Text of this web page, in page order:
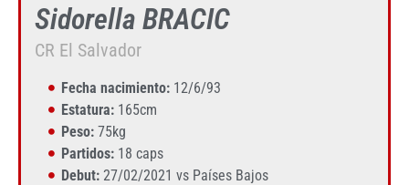
Sidorella BRACIC
CR El Salvador
Fecha nacimiento:12/6/93
Estatura:165cm
Peso:75kg
Partidos:18 caps
Debut:27/02/2021 vs Países Bajos